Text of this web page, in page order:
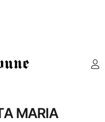
MARIA